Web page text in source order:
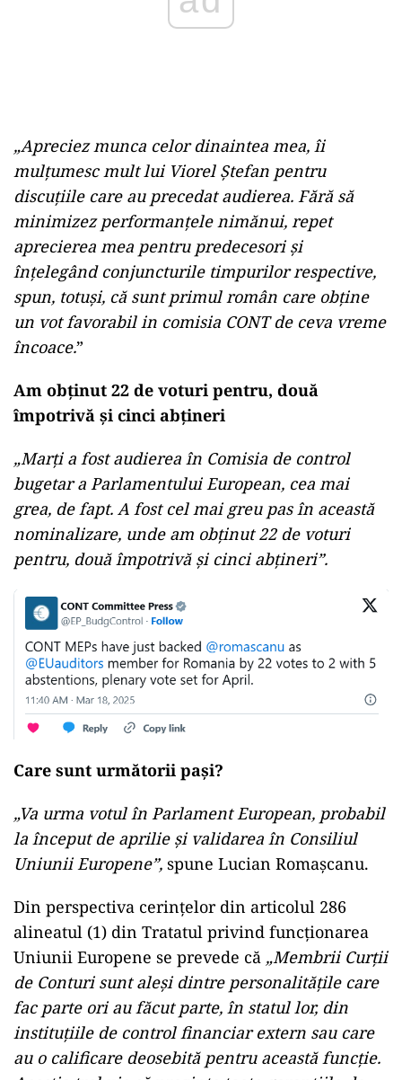
„Apreciez munca celor dinaintea mea, îi
mulțumesc mult lui Viorel Ștefan pentru
discuțiile care au precedat audierea. Fără să
minimizez performanțele nimănui, repet
aprecierea mea pentru predecesori și
înțelegând conjuncturile timpurilor respective,
spun, totuși, că sunt primul român care obține
un vot favorabil in comisia CONT de ceva vreme
încoace.”
Am obținut 22 de voturi pentru, două
împotrivă și cinci abțineri
„Marți a fost audierea în Comisia de control
bugetar a Parlamentului European, cea mai
grea, de fapt. A fost cel mai greu pas în această
nominalizare, unde am obținut 22 de voturi
pentru, două împotrivă și cinci abțineri”.
Care sunt următorii pași?
„Va urma votul în Parlament European, probabil
la început de aprilie și validarea în Consiliul
Uniunii Europene”, spune Lucian Romașcanu.
Din perspectiva cerințelor din articolul 286
alineatul (1) din Tratatul privind funcționarea
Uniunii Europene se prevede că „Membrii Curții
de Conturi sunt aleși dintre personalitățile care
fac parte ori au făcut parte, în statul lor, din
instituțiile de control financiar extern sau care
au o calificare deosebită pentru această funcție.